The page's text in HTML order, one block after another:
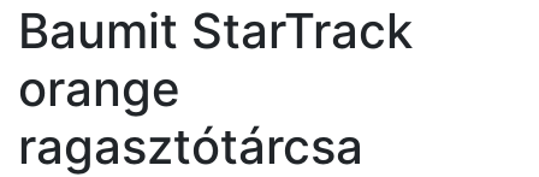
Baumit StarTrack
orange
ragasztótárcsa